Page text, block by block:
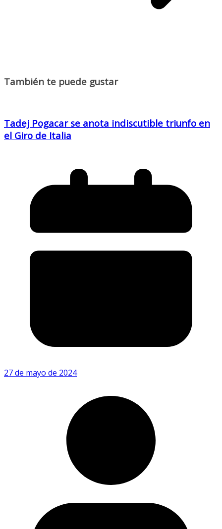
También te puede gustar
Tadej Pogacar se anota indiscutible triunfo en
el Giro de Italia
27 de mayo de 2024